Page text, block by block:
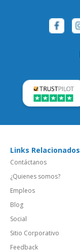
Links Relacionados
Contáctanos
¿Quienes somos?
Empleos
Blog
Social
Sitio Corporativo
Feedback